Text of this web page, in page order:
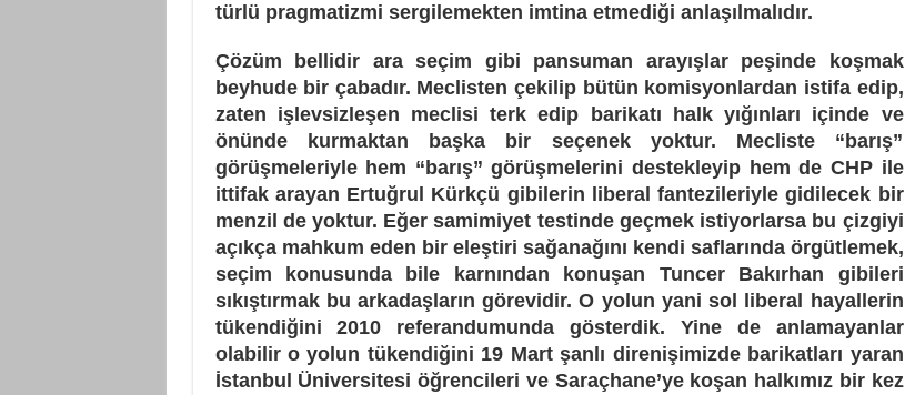
türlü pragmatizmi sergilemekten imtina etmediği anlaşılmalıdır.
Çözüm bellidir ara seçim gibi pansuman arayışlar peşinde koşmak
beyhude bir çabadır. Meclisten çekilip bütün komisyonlardan istifa edip,
zaten işlevsizleşen meclisi terk edip barikatı halk yığınları içinde ve
önünde kurmaktan başka bir seçenek yoktur. Mecliste “barış”
görüşmeleriyle hem “barış” görüşmelerini destekleyip hem de CHP ile
ittifak arayan Ertuğrul Kürkçü gibilerin liberal fantezileriyle gidilecek bir
menzil de yoktur. Eğer samimiyet testinde geçmek istiyorlarsa bu çizgiyi
açıkça mahkum eden bir eleştiri sağanağını kendi saflarında örgütlemek,
seçim konusunda bile karnından konuşan Tuncer Bakırhan gibileri
sıkıştırmak bu arkadaşların görevidir. O yolun yani sol liberal hayallerin
tükendiğini 2010 referandumunda gösterdik. Yine de anlamayanlar
olabilir o yolun tükendiğini 19 Mart şanlı direnişimizde barikatları yaran
İstanbul Üniversitesi öğrencileri ve Saraçhane’ye koşan halkımız bir kez